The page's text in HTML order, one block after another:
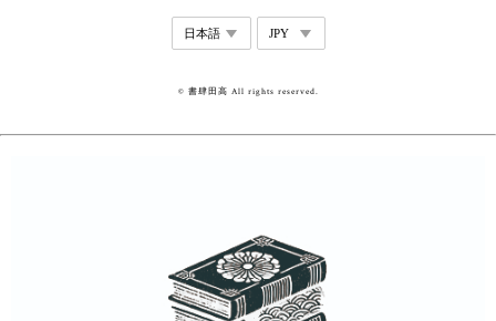
© 書肆田高 All rights reserved.